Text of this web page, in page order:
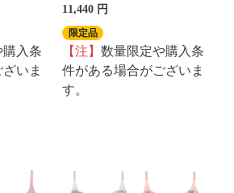
入条
いま
11,440 円
限定品
【注】数量限定や購入条
件がある場合がございま
す。